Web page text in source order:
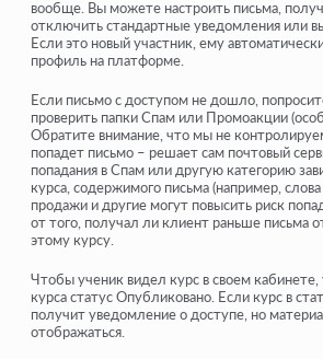
вообще. Вы можете настроить письма,
отключить стандартные уведомления или
Если это новый участник, ему
профиль на платформе.
Если письмо с доступом не дошло,
проверить папки Спам или Промоакции
Обратите внимание, что мы не
попадет письмо – решает сам почтовый
попадания в Спам или другую категорию
курса, содержимого письма (например,
продажи и другие могут повысить риск
от того, получал ли клиент раньше письма
этому курсу.
Чтобы ученик видел курс в своем кабинете,
курса статус Опубликовано. Если курс в
получит уведомление о доступе, но
отображаться.